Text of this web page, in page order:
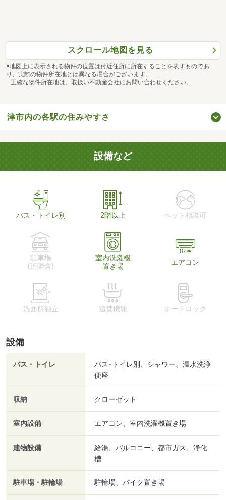
スクロール地図を見る
※地図上に表示される物件の位置は付近住所に所在することを表すものであ
り、実際の物件所在地とは異なる場合がございます。
正確な物件所在地は、取扱い不動産会社にお問い合わせください。
津市内の各駅の住みやすさ
設備など
バス・トイレ別 2階以上 ペット相談可
駐車場
(近隣含)
室内洗濯機
置き場
エアコン
洗面所独立 追焚機能 オートロック
設備
バス・トイレ
バス･トイレ別、シャワー、温水洗浄
便座
収納 クローゼット
室内設備 エアコン、室内洗濯機置き場
建物設備
給湯、バルコニー、都市ガス、浄化
槽
駐車場・駐輪場 駐輪場、バイク置き場